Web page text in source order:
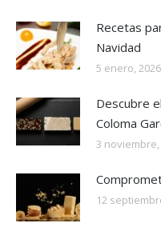
Recetas
Navidad
5 enero, 2026
Descubre
Coloma
3 noviembre,
12